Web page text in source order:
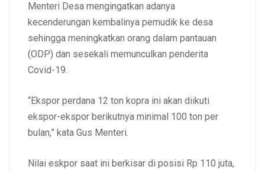
Menteri Desa mengingatkan adanya
kecenderungan kembalinya pemudik ke desa
sehingga meningkatkan orang dalam pantauan
(ODP) dan sesekali memunculkan penderita
Covid-19.
“Ekspor perdana 12 ton kopra ini akan diikuti
ekspor-ekspor berikutnya minimal 100 ton per
bulan,” kata Gus Menteri.
Nilai eskpor saat ini berkisar di posisi Rp 110 juta,